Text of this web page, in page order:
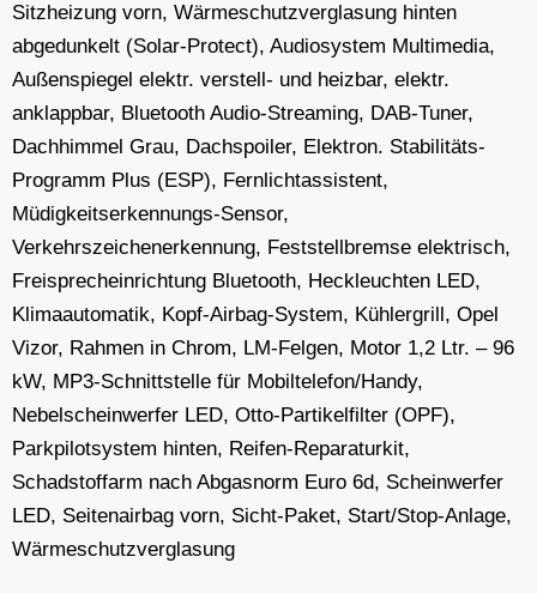
Sitzheizung vorn, Wärmeschutzverglasung hinten
abgedunkelt (Solar-Protect), Audiosystem Multimedia,
Außenspiegel elektr. verstell- und heizbar, elektr.
anklappbar, Bluetooth Audio-Streaming, DAB-Tuner,
Dachhimmel Grau, Dachspoiler, Elektron. Stabilitäts-
Programm Plus (ESP), Fernlichtassistent,
Müdigkeitserkennungs-Sensor,
Verkehrszeichenerkennung, Feststellbremse elektrisch,
Freisprecheinrichtung Bluetooth, Heckleuchten LED,
Klimaautomatik, Kopf-Airbag-System, Kühlergrill, Opel
Vizor, Rahmen in Chrom, LM-Felgen, Motor 1,2 Ltr. – 96
kW, MP3-Schnittstelle für Mobiltelefon/Handy,
Nebelscheinwerfer LED, Otto-Partikelfilter (OPF),
Parkpilotsystem hinten, Reifen-Reparaturkit,
Schadstoffarm nach Abgasnorm Euro 6d, Scheinwerfer
LED, Seitenairbag vorn, Sicht-Paket, Start/Stop-Anlage,
Wärmeschutzverglasung